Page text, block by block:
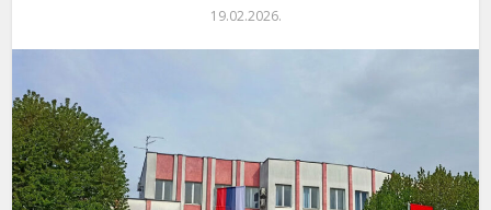
19.02.2026.